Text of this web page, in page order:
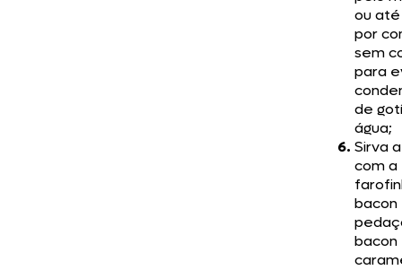
ou
por
sem
para
de
água;
Sirva
com a
bacon
bacon